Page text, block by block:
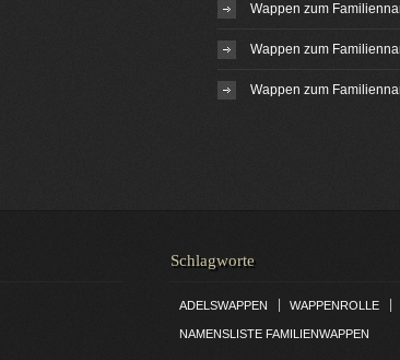
Wappen zum
Wappen zum
Wappen zum
Schlagworte
ADELSWAPPEN WAPPENROLLE
NAMENSLISTE FAMILIENWAPPEN